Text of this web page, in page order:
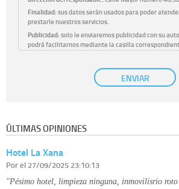
Finalidad:sus datos serán usados para poder
prestarle nuestros servicios.
Publicidad:solo le enviaremos publicidad con su
podrá facilitarnos mediante la casilla
únicamente trataremos sus datos con
previo, que podrá facilitarnos mediante la casilla
Derechos:tiene derecho a saber qué información
disponible en nuestra página web.
Información complementaria:
ENVIAR
ÚLTIMAS OPINIONES
Hotel La Xana
Porel 27/09/2025 23:10:13
"Pésimo hotel, limpieza ninguna, inmovilisrio